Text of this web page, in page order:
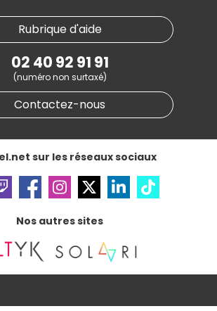
d'affiliation
de vente
etcookies
conforme
Rubrique d'aide
02 40 92 91 91
(numéro non surtaxé)
Contactez-nous
sur les réseaux sociaux
Nos autres sites